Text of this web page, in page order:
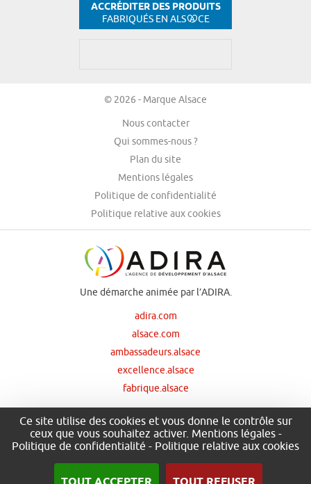
ACCRÉDITER DES PRODUITS
FABRIQUÉS EN ALS CE
© 2026 - Marque Alsace
Nous contacter
Qui sommes-nous ?
Plan du site
Mentions légales
Politique de confidentialité
Politique relative aux cookies
Une démarche animée par l’ADIRA.
adira.com
alsace.com
ambassadeurs.alsace
excellence.alsace
fabrique.alsace
Nos principaux financeurs
Ce site utilise des cookies et vous donne le contrôle sur
ceux que vous souhaitez activer. Mentions légales-
Politique de confidentialité - Politique relative aux cookies